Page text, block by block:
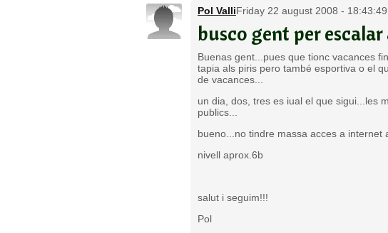
Pol ValliFriday 22 august 2008 - 18:43:49
busco gent per escalar
Buenas gent...pues que tionc vacances
tapia als piris pero també esportiva o el
de vacances...
un dia, dos, tres es iual el que sigui...les
publics...
bueno...no tindre massa acces a
nivell aprox.6b
salut i seguim!!!
Pol